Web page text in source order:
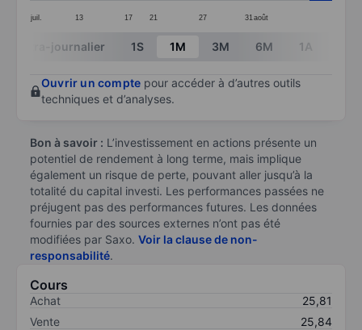
juil. 13 17 21 27 31 août
End of interactive chart.
Intra-journalier 1S 1M 3M 6M 1A
Ouvrir un compte pour accéder à d’autres outils
techniques et d’analyses.
Bon à savoir : L’investissement en actions présente un
potentiel de rendement à long terme, mais implique
également un risque de perte, pouvant aller jusqu’à la
totalité du capital investi. Les performances passées ne
préjugent pas des performances futures. Les données
fournies par des sources externes n’ont pas été
modifiées par Saxo. Voir la clause de non-
responsabilité.
Cours
Achat
25,81
Vente
25,84